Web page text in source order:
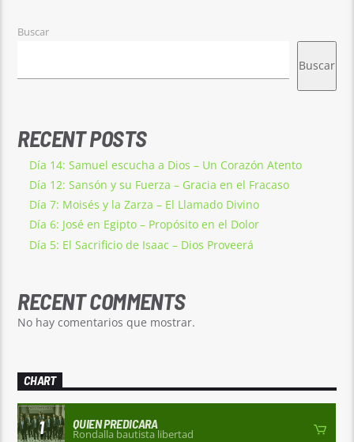
Buscar
Buscar
RECENT POSTS
Día 14: Samuel escucha a Dios – Un Corazón Atento
Día 12: Sansón y su Fuerza – Gracia en el Fracaso
Día 7: Moisés y la Zarza – El Llamado Divino
Día 6: José en Egipto – Propósito en el Dolor
Día 5: El Sacrificio de Isaac – Dios Proveerá
RECENT COMMENTS
No hay comentarios que mostrar.
CHART
1 QUIEN PREDICARA
Rondalla bautista libertad